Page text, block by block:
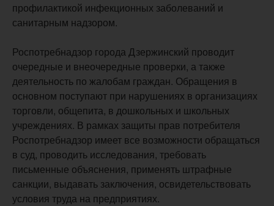
профилактикой инфекционных заболеваний и
санитарным надзором.
Роспотребнадзор города Дзержинский проводит
очередные и внеочередные проверки, а также
деятельность по жалобам граждан. Обращения в
основном поступают при нарушениях в организациях
торговли, общепита, в дошкольных и школьных
учреждениях. В рамках защиты прав потребителя
Роспотребнадзор имеет все возможности обращаться
в суд, проводить исследования, требовать
письменные объяснения, применять штрафные
санкции, выдавать заключения, освидетельствовать
условия труда на предприятиях.